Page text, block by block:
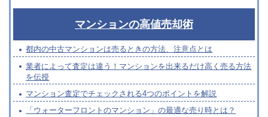
マンションの高値売却術
都内の中古マンションは売るときの方法、注意点とは
業者によって査定は違う！マンションを出来るだけ高く売る方法
を伝授
マンション査定でチェックされる4つのポイントを解説
「ウォーターフロントのマンション」の最適な売り時とは？